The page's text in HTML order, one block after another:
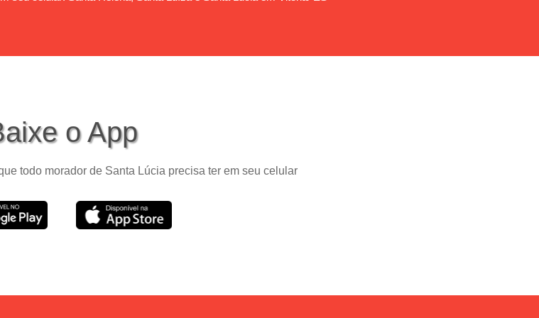
o App
todo morador de Santa Lúcia precisa ter em seu celular